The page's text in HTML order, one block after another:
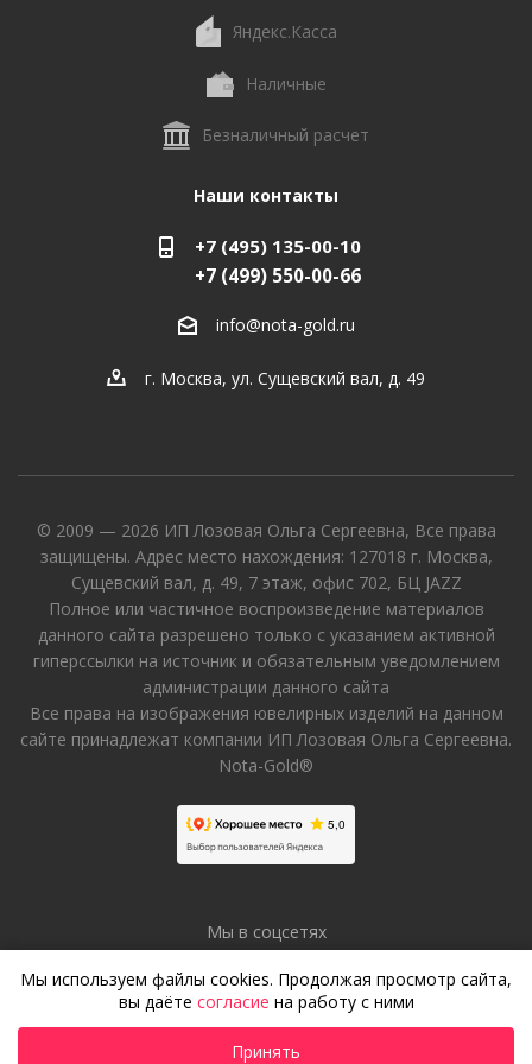
Яндекс.Касса
Наличные
Безналичный расчет
Наши контакты
+7 (495) 135-00-10
+7 (499) 550-00-66
info@nota-gold.ru
г. Москва, ул. Сущевский вал, д. 49
© 2009 — 2026 ИП Лозовая Ольга Сергеевна, Все права
защищены. Адрес место нахождения: 127018 г. Москва,
Сущевский вал, д. 49, 7 этаж, офис 702, БЦ JAZZ
Полное или частичное воспроизведение материалов
данного сайта разрешено только с указанием активной
гиперссылки на источник и обязательным уведомлением
администрации данного сайта
Все права на изображения ювелирных изделий на данном
сайте принадлежат компании ИП Лозовая Ольга Сергеевна.
Nota-Gold®
Мы в соцсетях
Мы используем файлы cookies. Продолжая просмотр сайта,
вы даёте согласие на работу с ними
Принять